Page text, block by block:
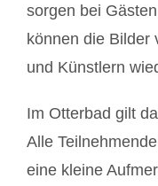
sorgen bei
können die Bilder
und Künstlern
Im Otterbad gilt
Alle
eine kleine